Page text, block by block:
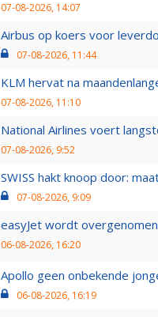
07-08-2026, 14:07
Airbus op koers voor
07-08-2026, 11:44
KLM hervat na
07-08-2026, 11:10
National Airlines voert
07-08-2026, 9:52
SWISS hakt knoop door:
07-08-2026, 9:09
easyJet wordt
06-08-2026, 16:20
Apollo geen onbekende
06-08-2026, 16:19